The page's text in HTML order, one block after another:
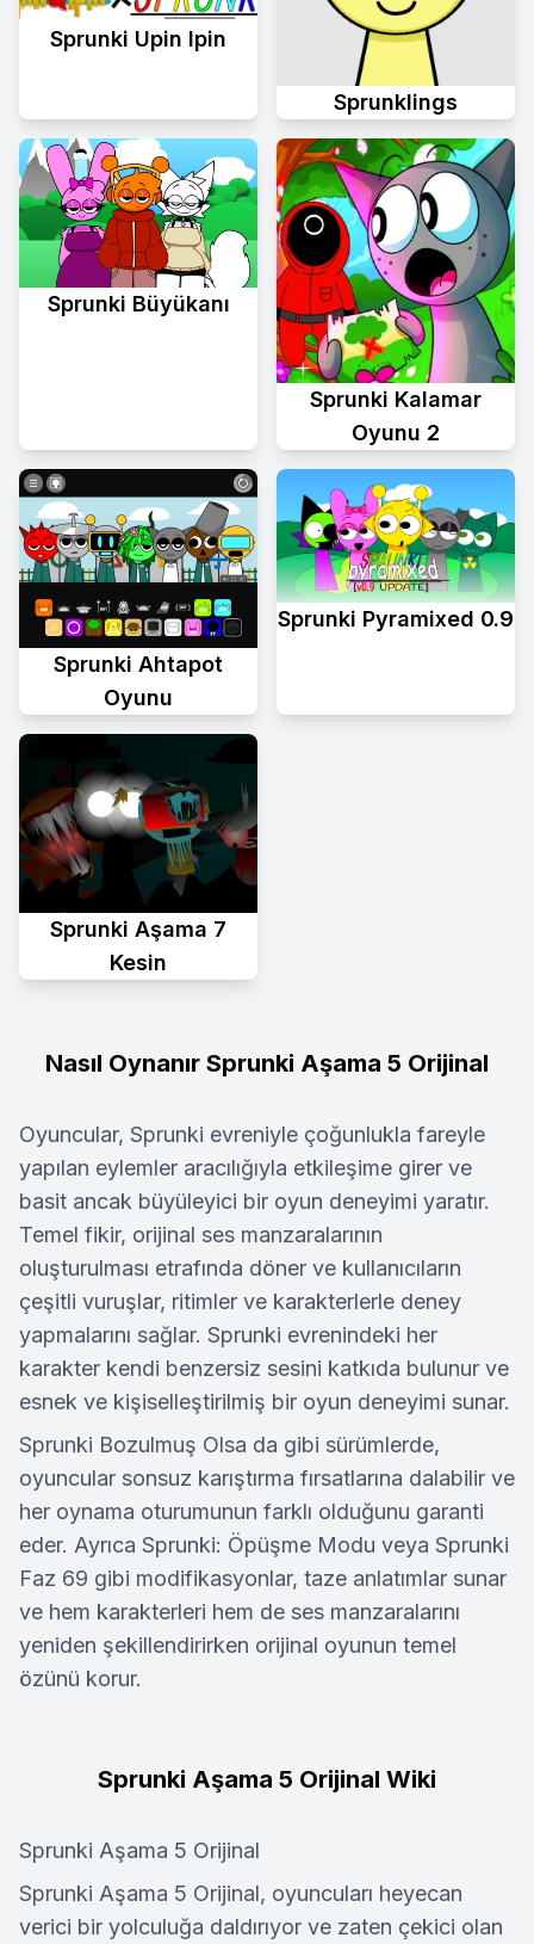
Sprunki Upin Ipin
Sprunklings
Sprunki Büyükanı
Sprunki Kalamar
Oyunu 2
Sprunki Ahtapot
Oyunu
Sprunki Pyramixed 0.9
Sprunki Aşama 7
Kesin
Nasıl Oynanır Sprunki Aşama 5 Orijinal
Oyuncular, Sprunki evreniyle çoğunlukla fareyle
yapılan eylemler aracılığıyla etkileşime girer ve
basit ancak büyüleyici bir oyun deneyimi yaratır.
Temel fikir, orijinal ses manzaralarının
oluşturulması etrafında döner ve kullanıcıların
çeşitli vuruşlar, ritimler ve karakterlerle deney
yapmalarını sağlar. Sprunki evrenindeki her
karakter kendi benzersiz sesini katkıda bulunur ve
esnek ve kişiselleştirilmiş bir oyun deneyimi sunar.
Sprunki Bozulmuş Olsa da gibi sürümlerde,
oyuncular sonsuz karıştırma fırsatlarına dalabilir ve
her oynama oturumunun farklı olduğunu garanti
eder. Ayrıca Sprunki: Öpüşme Modu veya Sprunki
Faz 69 gibi modifikasyonlar, taze anlatımlar sunar
ve hem karakterleri hem de ses manzaralarını
yeniden şekillendirirken orijinal oyunun temel
özünü korur.
Sprunki Aşama 5 Orijinal Wiki
Sprunki Aşama 5 Orijinal
Sprunki Aşama 5 Orijinal, oyuncuları heyecan
verici bir yolculuğa daldırıyor ve zaten çekici olan